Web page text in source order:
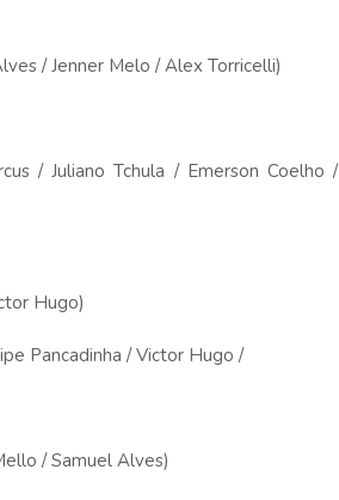
/ Jenner Melo / Alex Torricelli)
/ Juliano Tchula / Emerson Coelho /
Hugo)
Pancadinha / Victor Hugo /
/ Samuel Alves)